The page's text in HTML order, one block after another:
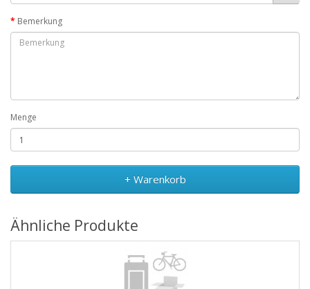
Bemerkung
Menge
+ Warenkorb
Ähnliche Produkte